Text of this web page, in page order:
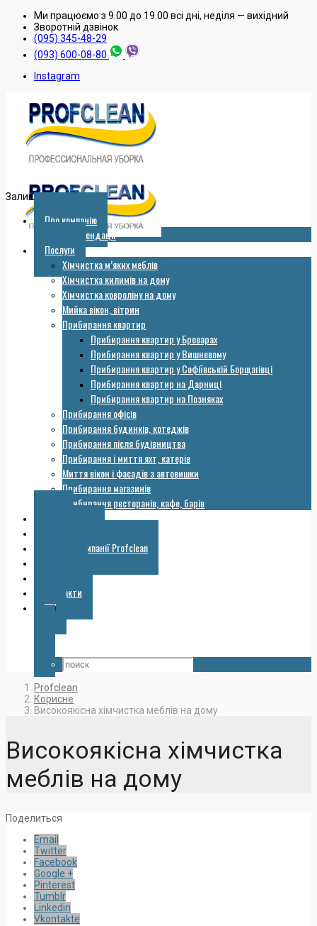
Ми працюємо з 9.00 до 19.00 всі дні, неділя — вихідний
Зворотнiй дзвiнок
(095) 345-48-29
(093) 600-08-80
Instagram
Залишити заявку
Про компанію
Рекомендації
Послуги
Хімчистка м’яких меблів
Хімчистка килимів на дому
Хімчистка ковроліну на дому
Мийка вікон, вітрин
Прибирання квартир
Прибирання квартир у Броварах
Прибирання квартир у Вишневому
Прибирання квартир у Софіївській Борщагівці
Прибирання квартир на Дарниці
Прибирання квартир на Позняках
Прибирання офісів
Прибирання будинків, котеджів
Прибирання після будівництва
Прибирання і миття яхт, катерів
Миття вікон і фасадів з автовишки
Прибирання магазинів
Прибирання ресторанів, кафе, барів
Галерея компанії Profclean
Контакти
Profclean
Корисне
Високоякісна хімчистка меблів на дому
Високоякісна хімчистка
меблів на дому
Поделиться
Email
Twitter
Facebook
Google +
Pinterest
Tumblr
Linkedin
Vkontakte